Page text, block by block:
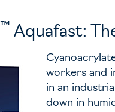
™ Aquafast:
workers and
in an
down in